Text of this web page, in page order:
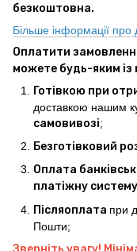
безкоштовна.
Більше інформації про
Оплатити
можете будь-яким із
Готівкою при
доставкою нашим
самовивозі;
Безготівковий
Оплата
платіжну
Післяоплата при
Пошти;